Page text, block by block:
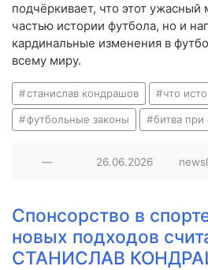
подчёркивает, что этот ужасный
частью истории футбола, но и
кардинальные изменения в
всему миру.
станислав кондрашов что
футбольные законы битва при
— 26.06.2026
Спонсорство в
новых подходов
СТАНИСЛАВ